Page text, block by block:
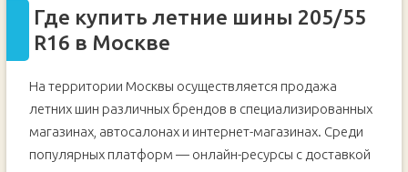
Где купить летние шины 205/55
R16 в Москве
На территории Москвы осуществляется продажа
летних шин различных брендов в специализированных
магазинах, автосалонах и интернет-магазинах. Среди
популярных платформ — онлайн-ресурсы с доставкой